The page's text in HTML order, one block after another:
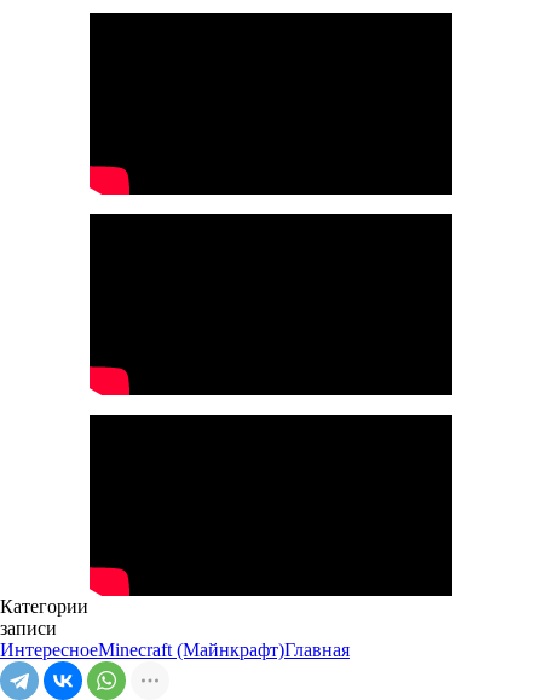
Категории
записи
ИнтересноеMinecraft (Майнкрафт)Главная